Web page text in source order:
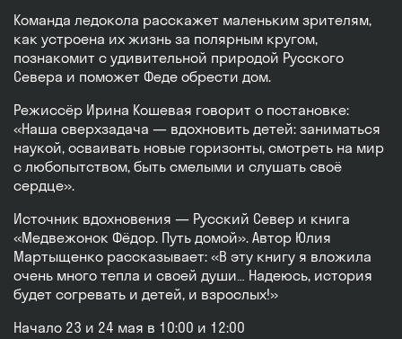
Команда ледокола расскажет маленьким зрителям,
как устроена их жизнь за полярным кругом,
познакомит с удивительной природой Русского
Севера и поможет Феде обрести дом.
Режиссёр Ирина Кошевая говорит о постановке:
«Наша сверхзадача — вдохновить детей: заниматься
наукой, осваивать новые горизонты, смотреть на мир
с любопытством, быть смелыми и слушать своё
сердце».
Источник вдохновения — Русский Север и книга
«Медвежонок Фёдор. Путь домой». Автор Юлия
Мартыщенко рассказывает: «В эту книгу я вложила
очень много тепла и своей души… Надеюсь, история
будет согревать и детей, и взрослых!»
Начало 23 и 24 мая в 10:00 и 12:00